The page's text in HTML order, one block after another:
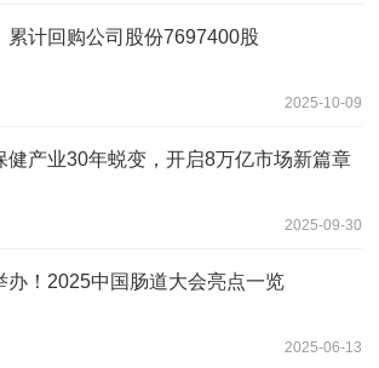
累计回购公司股份7697400股
2025-10-09
健产业30年蜕变，开启8万亿市场新篇章
2025-09-30
办！2025中国肠道大会亮点一览
2025-06-13